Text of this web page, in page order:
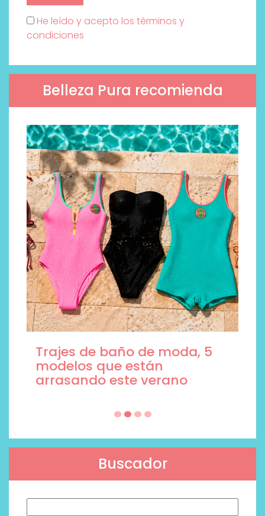
He leído y acepto los términos y
condiciones
Belleza Pura recomienda
Trajes de baño de moda, 5
modelos que están
arrasando este verano
Buscador